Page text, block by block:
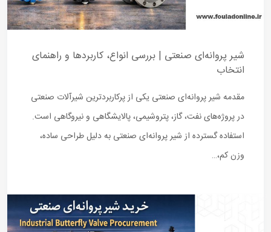
شیر پروانه‌ای صنعتی | بررسی انواع، کاربردها و راهنمای
انتخاب
مقدمه شیر پروانه‌ای صنعتی یکی از پرکاربردترین شیرآلات صنعتی
در پروژه‌های نفت، گاز، پتروشیمی، پالایشگاهی و نیروگاهی است.
استفاده گسترده از شیر پروانه‌ای صنعتی به دلیل طراحی ساده،
وزن کم،…